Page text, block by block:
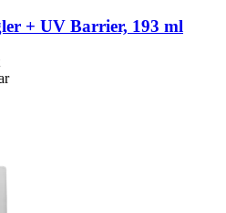
+ UV Barrier, 193 ml